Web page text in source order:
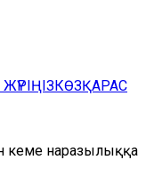
КӨЗҚАРАС
кеме наразылыққа